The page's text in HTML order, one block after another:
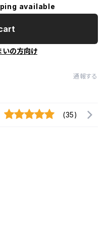
available
いの方向け
通報する
(35)